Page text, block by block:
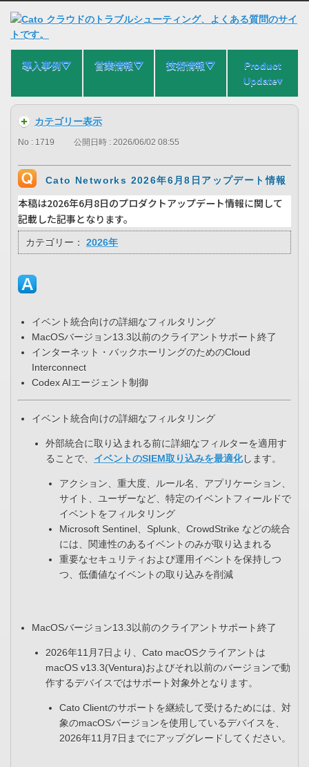
導入事例⛛ 営業情報⛛ 技術情報⛛
Product
Update▾
カテゴリー表示
No : 1719 公開日時 : 2026/06/02 08:55
Cato Networks 2026年6月8日アップデート情報
本稿は2026年6月8日のプロダクトアップデート情報に関して
記載した記事となります。
カテゴリー： 2026年
イベント統合向けの詳細なフィルタリング
MacOSバージョン13.3以前のクライアントサポート終了​
インターネット・バックホーリングのためのCloud
Interconnect​
Codex AIエージェント制御​
​イベント統合向けの詳細なフィルタリング
外部統合に取り込まれる前に詳細なフィルターを適用す
ることで、 イベントのSIEM取り込みを最適化します。​
アクション、重大度、ルール名、アプリケーション、
サイト、ユーザーなど、特定のイベントフィールドで
イベントをフィルタリング​
Microsoft Sentinel、Splunk、CrowdStrike などの統合
には、関連性のあるイベントのみが取り込まれる​
重要なセキュリティおよび運用イベントを保持しつ
つ、低価値なイベントの取り込みを削減​
MacOSバージョン13.3以前のクライアントサポート終了​
2026年11月7日より、Cato macOSクライアントは
macOS v13.3(Ventura)およびそれ以前のバージョンで動
作するデバイスではサポート対象外となります。
Cato Clientのサポートを継続して受けるためには、対
象のmacOSバージョンを使用しているデバイスを、
2026年11月7日までにアップグレードしてください。